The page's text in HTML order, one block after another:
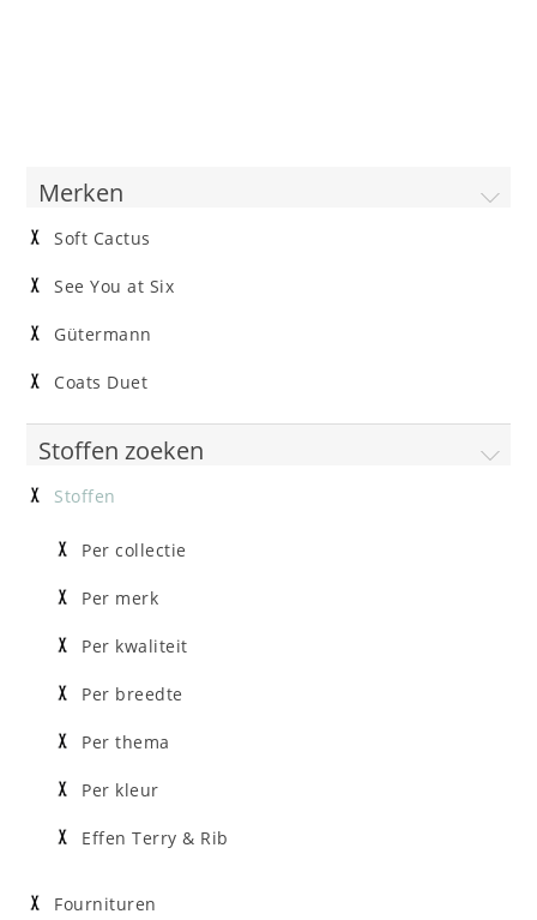
Merken
Soft Cactus
See You at Six
Gütermann
Coats Duet
Stoffen zoeken
Stoffen
Per collectie
Per merk
Per kwaliteit
Per breedte
Per thema
Per kleur
Effen Terry & Rib
Fournituren